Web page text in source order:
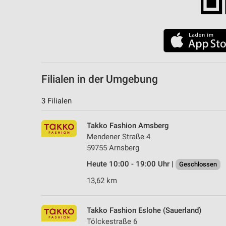
Filialen in der Umgebung
3 Filialen
Takko Fashion Arnsberg
Mendener Straße 4
59755 Arnsberg
Heute 10:00 - 19:00 Uhr |
Geschlossen
13,62 km
Takko Fashion Eslohe (Sauerland)
Tölckestraße 6